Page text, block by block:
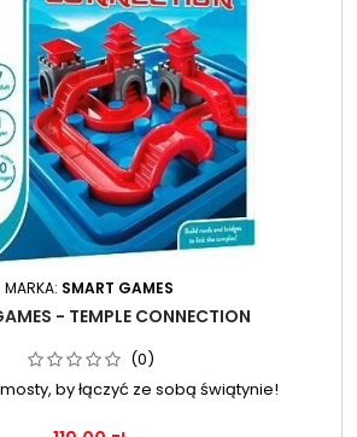
MARKA: SMART GAMES
- TEMPLE CONNECTION
(0)
by łączyć ze sobą świątynie!